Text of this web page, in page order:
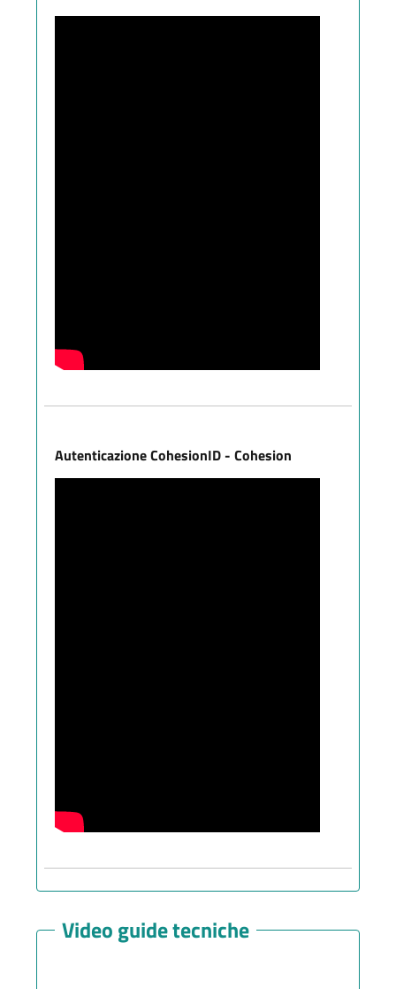
Autenticazione CohesionID - Cohesion
Video guide tecniche